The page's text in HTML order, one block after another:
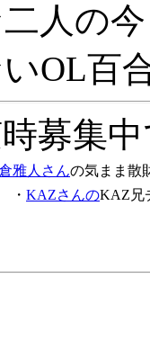
人の
OL百
募集
雅人さんの気まま散
・ KAZさんのKAZ兄